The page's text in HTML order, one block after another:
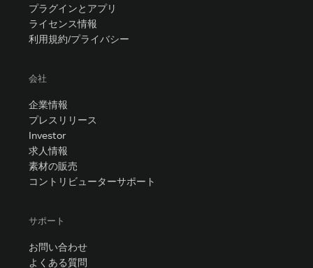
プラグインとアプリ
ライセンス情報
利用規約/プライバシー
会社
企業情報
プレスリリース
Investor
求人情報
素材の販売
コントリビューターサポート
サポート
お問い合わせ
よくある質問